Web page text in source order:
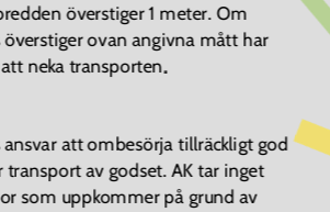
överstiger 1 meter. Om
överstiger ovan angivna mått har
neka transporten.
ansvar att ombesörja tillräckligt god
av godset. AK tar inget
som uppkommer på grund av